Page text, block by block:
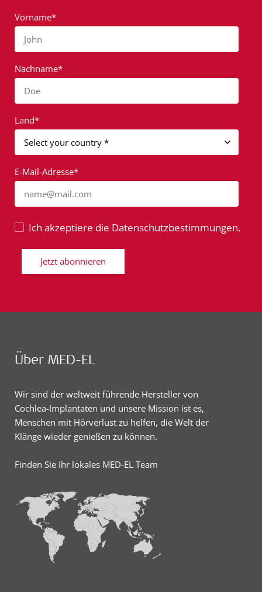
Vorname*
John
Nachname*
Doe
Land*
E-Mail-Adresse*
name@mail.com
Ich akzeptiere die Datenschutzbestimmungen.
Jetzt abonnieren
Über MED-EL
Wir sind der weltweit führende Hersteller von
Cochlea-Implantaten und unsere Mission ist es,
Menschen mit Hörverlust zu helfen, die Welt der
Klänge wieder genießen zu können.
Finden Sie Ihr lokales MED-EL Team